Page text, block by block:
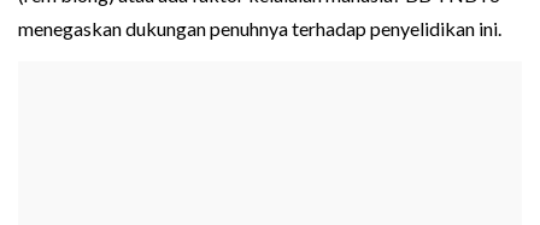
menegaskan dukungan penuhnya terhadap penyelidikan ini.